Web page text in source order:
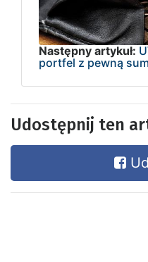
Następny artykuł:
portfel z pewną
Udostępnij ten